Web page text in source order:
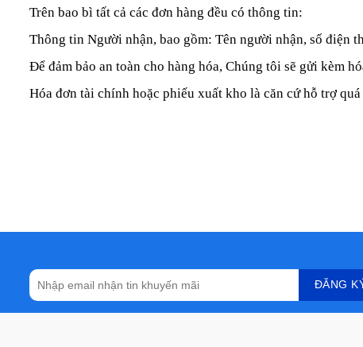
Trên bao bì tất cả các đơn hàng đều có thông tin:
Thông tin Người nhận, bao gồm: Tên người nhận, số điện
Để đảm bảo an toàn cho hàng hóa, Chúng tôi sẽ gửi kèm
Hóa đơn tài chính hoặc phiếu xuất kho là căn cứ hỗ trợ